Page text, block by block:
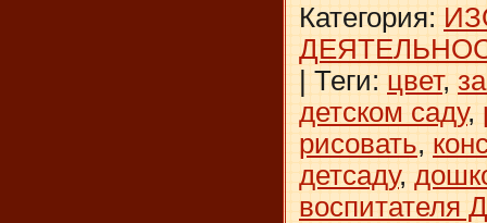
Категория:
| Теги: цвет,
детском саду,
рисовать,
детсаду,
воспитателя